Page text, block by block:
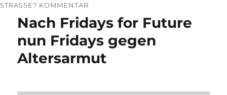
STRASSE? KOMMENTAR
Nach Fridays for Future
nun Fridays gegen
Altersarmut